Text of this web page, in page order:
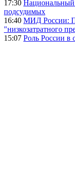
17:30 Национальный
подсудимых
16:40 МИД России:
"низкозатратного
15:07 Роль России